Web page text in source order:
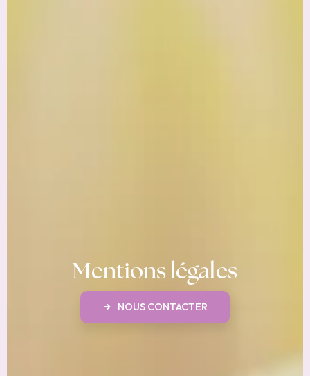
Mentions légales
NOUS CONTACTER